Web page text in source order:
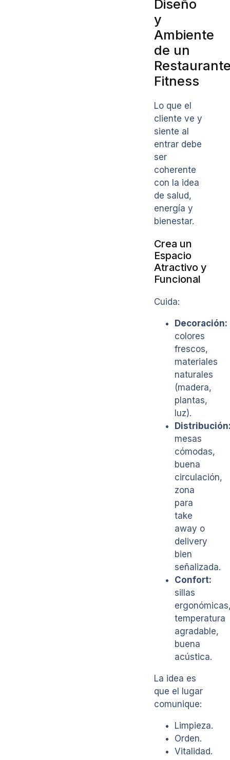
Diseño
y
Ambiente
de un
Fitness
Lo que el
cliente ve y
siente al
entrar debe
ser
coherente
con la idea
de salud,
energía y
bienestar.
Crea un
Espacio
Atractivo y
Funcional
Cuida:
Decoración:
colores
frescos,
materiales
naturales
(madera,
plantas,
luz).
mesas
cómodas,
buena
circulación,
zona
para
take
away o
delivery
bien
señalizada.
Confort:
sillas
temperatura
agradable,
buena
acústica.
La idea es
que el lugar
comunique:
Limpieza.
Orden.
Vitalidad.